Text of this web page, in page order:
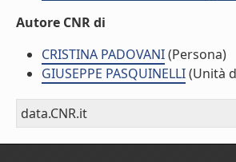
Autore CNR di
CRISTINA PADOVANI(Persona)
GIUSEPPE PASQUINELLI(Unità
data.CNR.it